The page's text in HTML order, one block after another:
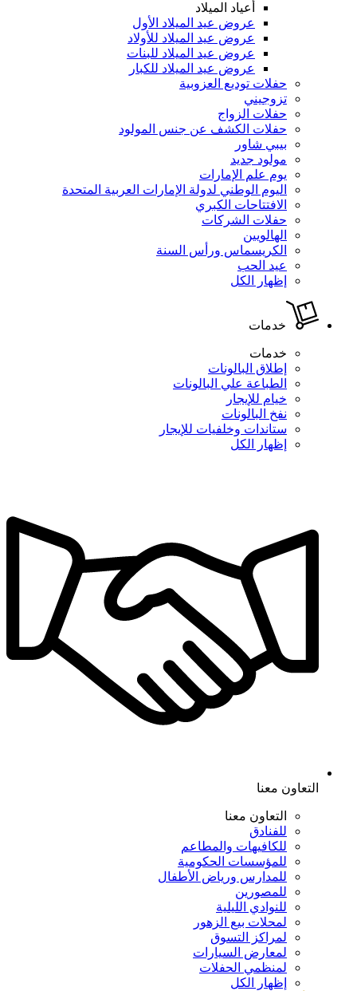
أعياد الميلاد
عروض عيد الميلاد الأول
عروض عيد الميلاد للأولاد
عروض عيد الميلاد للبنات
عروض عيد الميلاد للكبار
حفلات توديع العزوبية
تزوجيني
حفلات الزواج
حفلات الكشف عن جنس المولود
بيبي شاور
مولود جديد
يوم علم الإمارات
اليوم الوطني لدولة الإمارات العربية المتحدة
الافتتاحات الكبري
حفلات الشركات
الهالويين
الكريسماس ورأس السنة
عيد الحب
إظهار الكل
خدمات
خدمات
إطلاق البالونات
الطباعة علي البالونات
خيام للإيجار
نفخ البالونات
ستاندات وخلفيات للإيجار
إظهار الكل
التعاون معنا
التعاون معنا
للفنادق
للكافيهات والمطاعم
للمؤسسات الحكومية
للمدارس ورياض الأطفال
للمصورين
للنوادي الليلية
لمحلات بيع الزهور
لمراكز التسوق
لمعارض السيارات
لمنظمي الحفلات
إظهار الكل